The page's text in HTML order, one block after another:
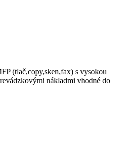
(tlač,copy,sken,fax) s vysokou
nákladmi vhodné do